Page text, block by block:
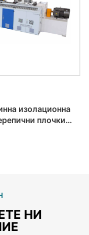
изолационна
плочки
НИ